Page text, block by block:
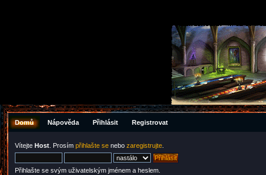
Domů Nápověda Přihlásit Registrovat
Vítejte Host . Prosím přihlašte se nebo zaregistrujte
Přihlašte se svým uživatelským jménem a heslem.